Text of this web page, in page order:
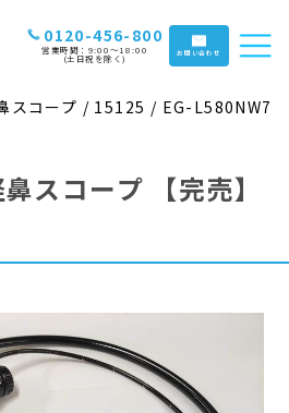
0120-456-800
営業時間：9:00〜18:00
(土日祝を除く) お問い合わせ
スコープ / 15125 / EG-L580NW7
スコープ
【完売】